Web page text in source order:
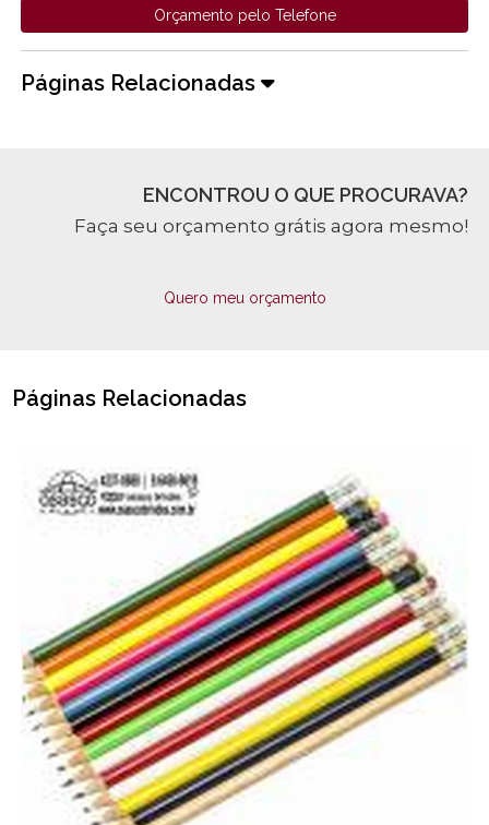
Orçamento pelo Telefone
Páginas Relacionadas
ENCONTROU O QUE PROCURAVA?
Faça seu orçamento grátis agora mesmo!
Quero meu orçamento
Páginas Relacionadas